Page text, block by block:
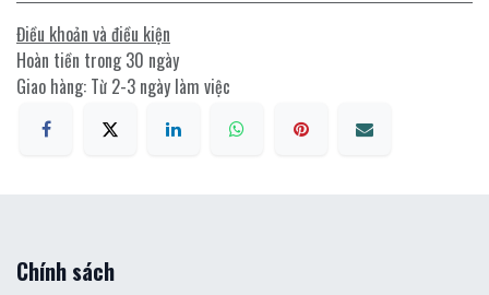
Điều khoản và điều kiện
Hoàn tiền trong 30 ngày
Giao hàng: Từ 2-3 ngày làm việc
Chính sách